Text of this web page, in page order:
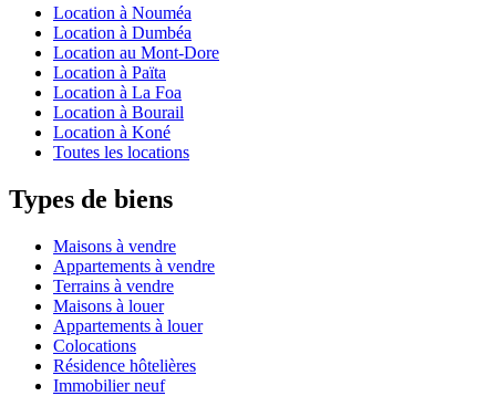
Location à Nouméa
Location à Dumbéa
Location au Mont-Dore
Location à Païta
Location à La Foa
Location à Bourail
Location à Koné
Toutes les locations
Types de biens
Maisons à vendre
Appartements à vendre
Terrains à vendre
Maisons à louer
Appartements à louer
Colocations
Résidence hôtelières
Immobilier neuf